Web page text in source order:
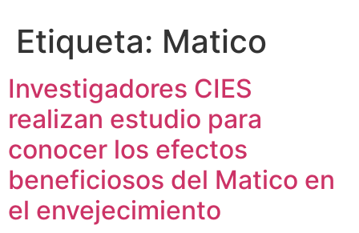
Etiqueta: Matico
Investigadores CIES
realizan estudio para
conocer los efectos
beneficiosos del Matico en
el envejecimiento